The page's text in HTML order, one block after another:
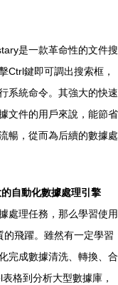
是一款革命性的文件搜
Ctrl鍵即可調出搜索框，
系統命令。其強大的快速
文件的用戶來說，能節省
暢，從而為后續的數據處
自動化數據處理引擎
處理任務，那么學習使用
飛躍。雖然有一定學習
完成數據清洗、轉換、合
格到分析大型數據庫，